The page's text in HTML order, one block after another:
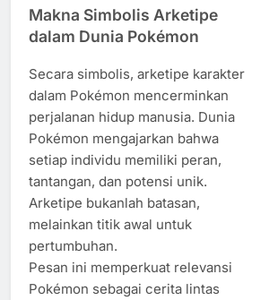
Makna Simbolis Arketipe
dalam Dunia Pokémon
Secara simbolis, arketipe karakter
dalam Pokémon mencerminkan
perjalanan hidup manusia. Dunia
Pokémon mengajarkan bahwa
setiap individu memiliki peran,
tantangan, dan potensi unik.
Arketipe bukanlah batasan,
melainkan titik awal untuk
pertumbuhan.
Pesan ini memperkuat relevansi
Pokémon sebagai cerita lintas